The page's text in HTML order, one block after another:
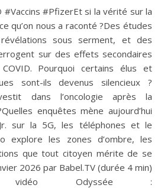
qu’on nous a raconté ?Des études
sous serment, et des
sur des effets secondaires
Pourquoi certains élus et
sont-ils devenus silencieux ?
dans l’oncologie après la
enquêtes mène aujourd’hui
sur la 5G, les téléphones et le
explore les zones d’ombre, les
que tout citoyen mérite de se
2026 par Babel.TV (durée 4 min)
Odyssée :